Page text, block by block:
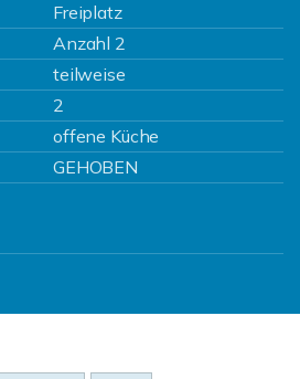
Freiplatz
Anzahl 2
teilweise
2
offene Küche
GEHOBEN